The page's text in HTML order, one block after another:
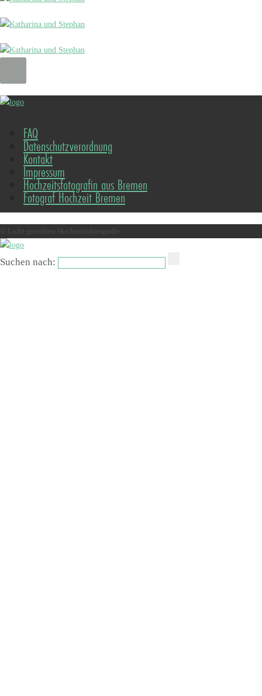
FAQ
Datenschutzverordnung
Kontakt
Impressum
Hochzeitsfotografin aus Bremen
Fotograf Hochzeit Bremen
© Licht-gestalten Hochzeitsfotografie
Suchen nach: